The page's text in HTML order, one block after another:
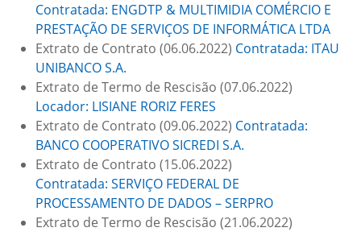
Contratada: ENGDTP & MULTIMIDIA COMÉRCIO E
PRESTAÇÃO DE SERVIÇOS DE INFORMÁTICA LTDA
Extrato de Contrato (06.06.2022) Contratada: ITAU
UNIBANCO S.A.
Extrato de Termo de Rescisão (07.06.2022)
Locador: LISIANE RORIZ FERES
Extrato de Contrato (09.06.2022) Contratada:
BANCO COOPERATIVO SICREDI S.A.
Extrato de Contrato (15.06.2022)
Contratada: SERVIÇO FEDERAL DE
PROCESSAMENTO DE DADOS – SERPRO
Extrato de Termo de Rescisão (21.06.2022)